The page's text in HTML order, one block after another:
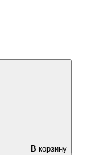
В корзину